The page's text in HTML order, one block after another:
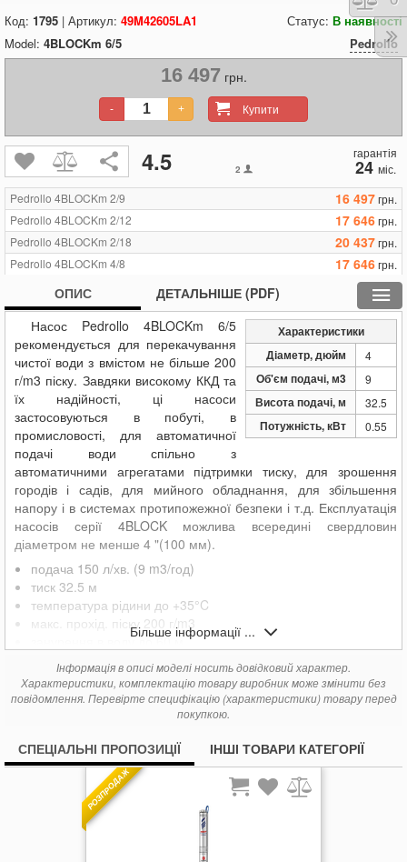
Код: 1795 | Артикул: 49M42605LA1 Статус: В наявності
Model: 4BLOCKm 6/5 Pedrollo
16 497 грн.
Купити
- +
4.5 2
гарантія
24 міс.
Pedrollo 4BLOCKm 2/9
16 497грн.
Pedrollo 4BLOCKm 2/12
17 646грн.
Pedrollo 4BLOCKm 2/18
20 437грн.
Pedrollo 4BLOCKm 4/8
17 646грн.
20 437грн.
Pedrollo 4BLOCKm 6/3
17 376грн.
Pedrollo 4BLOCKm 6/5
16 497
Pedrollo 4BLOCKm 6/7
17 646
Pedrollo 4BLOCKm 6/10
20 437
Pedrollo 4BLOCKm 8/3
16 497грн.
Pedrollo 4BLOCKm 8/5
17 646грн.
Pedrollo 4BLOCKm 8/8
20 437грн.
ОПИС ДЕТАЛЬНІШЕ (PDF)
Характеристики
Діаметр, дюйм
4
Об'єм подачі, м3 9
Висота подачі, м 32.5
Потужність, кВт 0.55
Насос Pedrollo 4BLOCKm 6/5
рекомендується для перекачування
чистої води з вмістом не більше 200
г/m3 піску. Завдяки високому ККД та
їх надійності, ці насоси
застосовуються в побуті, в
промисловості, для автоматичної
подачі води спільно з
автоматичними агрегатами підтримки тиску, для зрошення
городів і садів, для мийного обладнання, для збільшення
напору і в системах протипожежної безпеки і т.д. Експлуатація
насосів серії 4BLOCK можлива всередині свердловин
діаметром не менше 4 "(100 мм).
подача 150 л/хв. (9 m3/год)
тиск 32.5 м
температура рідини до +35°C
макс. прохід. піску 200 г/m3
занурення в воду до 60 м
Більше інформації ...
Інформація в описі моделі носить довідковий характер.
Характеристики, комплектацію товару виробник може змінити без
повідомлення. Перевірте специфікацію (характеристики) товару перед
покупкою.
СПЕЦІАЛЬНІ ПРОПОЗИЦІЇ ІНШІ ТОВАРИ КАТЕГОРІЇ
РОЗПРОДАЖ